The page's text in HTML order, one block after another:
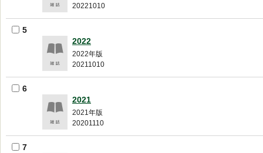
20221010
5
2022
2022年版
20211010
6
2021
2021年版
20201110
7